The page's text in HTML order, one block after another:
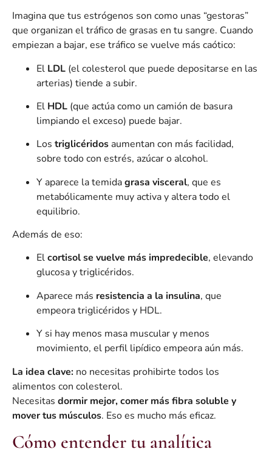
Imagina que tus estrógenos son como unas “gestoras”
que organizan el tráfico de grasas en tu sangre. Cuando
empiezan a bajar, ese tráfico se vuelve más caótico:
El LDL (el colesterol que puede depositarse en las
arterias) tiende a subir.
El HDL (que actúa como un camión de basura
limpiando el exceso) puede bajar.
Los triglicéridos aumentan con más facilidad,
sobre todo con estrés, azúcar o alcohol.
Y aparece la temidagrasa visceral, que es
metabólicamente muy activa y altera todo el
equilibrio.
Además de eso:
Elcortisol se vuelve más impredecible, elevando
glucosa y triglicéridos.
Aparece más resistencia a la insulina, que
empeora triglicéridos y HDL.
Y si hay menos masa muscular y menos
movimiento, el perfil lipídico empeora aún más.
La idea clave: no necesitas prohibirte todos los
alimentos con colesterol.
Necesitas dormir mejor, comer más fibra soluble y
mover tus músculos. Eso es mucho más eficaz.
Cómo entender tu analítica